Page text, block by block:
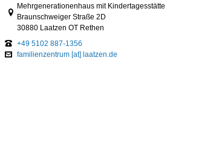
Mehrgenerationenhaus mit Kindertagesstätte
Braunschweiger Straße 2D
30880 Laatzen OT Rethen
+49 5102 887-1356
familienzentrum [at] laatzen.de